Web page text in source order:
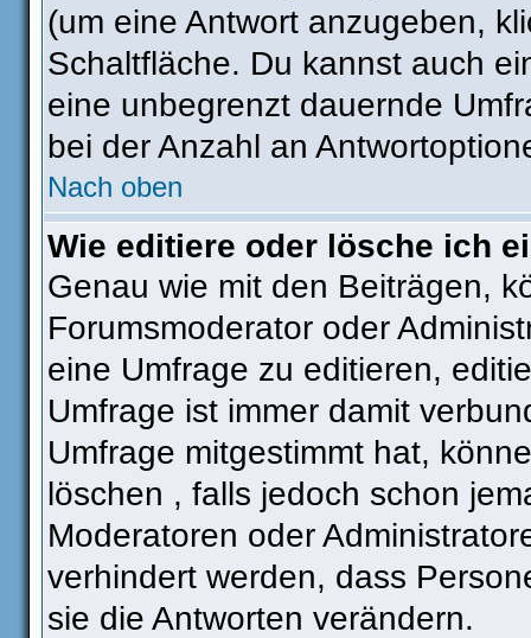
(um eine Antwort anzugeben,
Schaltfläche. Du kannst auch
eine unbegrenzt dauernde
bei der Anzahl an
Nach oben
Wie editiere oder lösche ich
Genau wie mit den Beiträgen,
Forumsmoderator oder
eine Umfrage zu editieren,
Umfrage ist immer damit
Umfrage mitgestimmt hat,
löschen , falls jedoch schon
Moderatoren oder
verhindert werden, dass
sie die Antworten verändern.